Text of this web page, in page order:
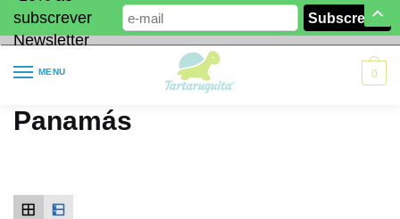
subscrever
Newsletter
MENU 0
Panamás